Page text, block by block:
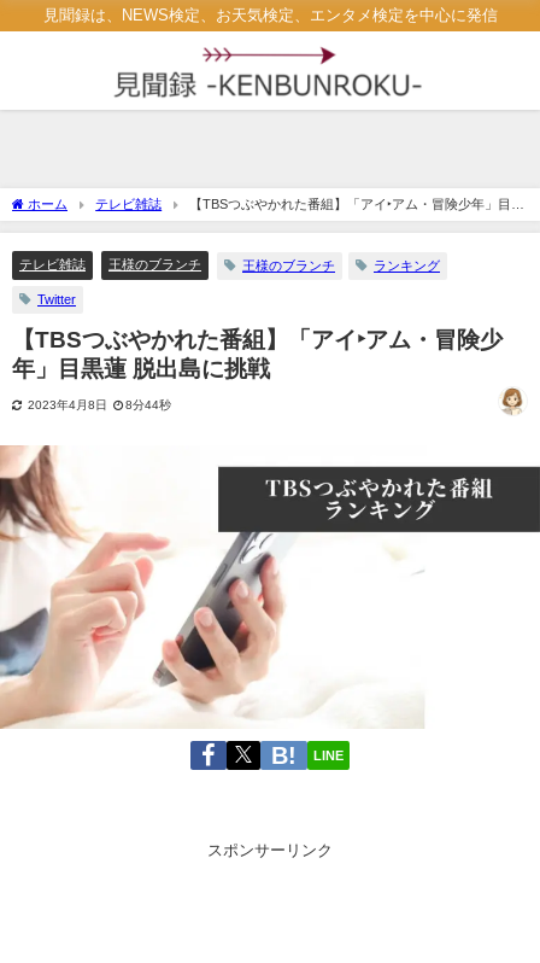
見聞録は、NEWS検定、お天気検定、エンタメ検定を中心に発信
ホーム テレビ雑誌
【TBSつぶやかれた番組】「アイ‣アム・冒険少年」目黒
蓮 脱出島に挑戦
テレビ雑誌 王様のブランチ 王様のブランチ ランキング
Twitter
【TBSつぶやかれた番組】「アイ‣アム・冒険少
年」目黒蓮 脱出島に挑戦
2023年4月8日 8分44秒
LINE
スポンサーリンク